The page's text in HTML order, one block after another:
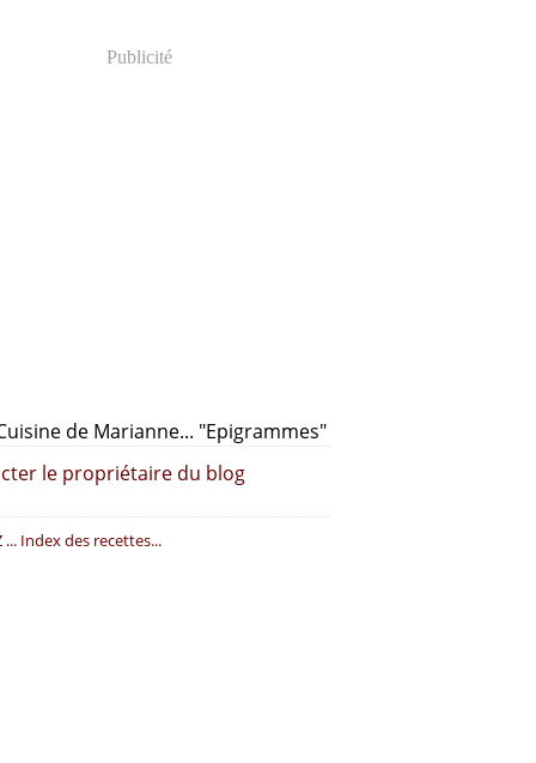
Publicité
le propriétaire du blog
... Index des recettes...